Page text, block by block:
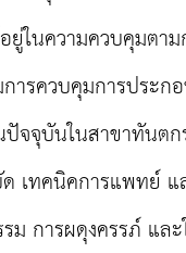
ในความควบคุมตา
ารควบคุมการประก
จจุบันในสาขาทันตก
เทคนิคการแพทย์ แ
ม การผดุงครรภ์ แ